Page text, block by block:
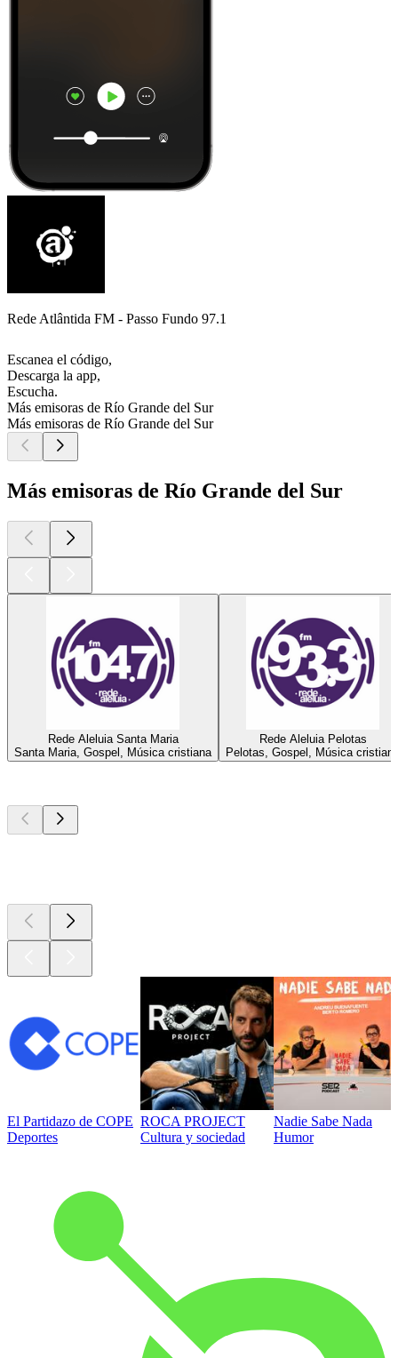
Rede Atlântida FM - Passo Fundo 97.1
Escanea el código,
Descarga la app,
Escucha.
Más emisoras de Río Grande del Sur
Más emisoras de Río Grande del Sur
Más emisoras de Río Grande del Sur
Rede Aleluia Santa Maria
Santa Maria, Gospel, Música cristiana
Rede Aleluia Pelotas
Pelotas, Gospel, Música
El Partidazo de COPE
Deportes
ROCA PROJECT
Cultura y sociedad
Nadie Sabe Nada
Humor